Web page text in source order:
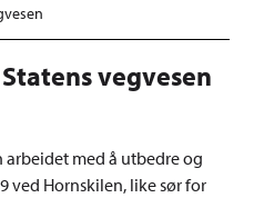
vegvesen
arbeidet med å utbedre og
ved Hornskilen, like sør for